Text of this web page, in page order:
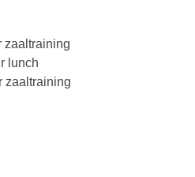
zaaltraining
lunch
zaaltraining